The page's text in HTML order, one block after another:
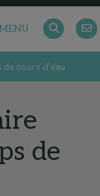
de cours d'eau
de